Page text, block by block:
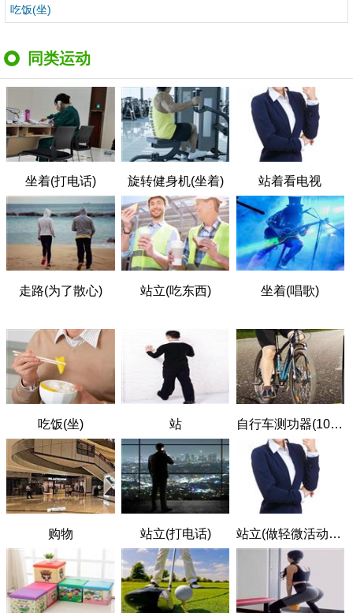
吃饭(坐)
同类运动
坐着(打电话) 旋转健身机(坐着) 站着看电视
走路(为了散心) 站立(吃东西) 坐着(唱歌)
吃饭(坐) 站 自行车测功器(100W，轻度用力)
购物 站立(打电话) 站立(做轻微活动，如打气)